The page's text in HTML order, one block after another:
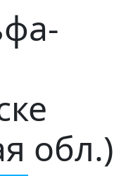
обл.)